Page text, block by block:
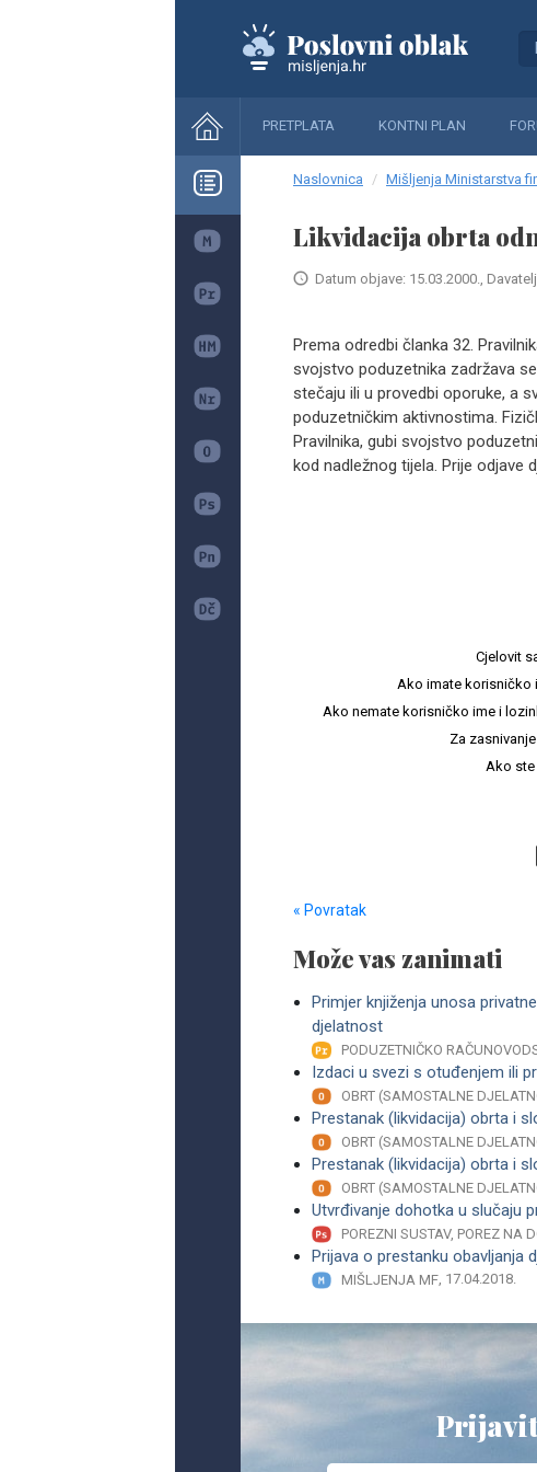
PRETPLATA KONTNI PLAN
Naslovnica Mišljenja Ministarstva
Likvidacija obrta
Datum objave: 15.03.2000.,
Prema odredbi članka 32.
svojstvo poduzetnika zadržava
stečaju ili u provedbi oporuke, a
poduzetničkim aktivnostima.
Pravilnika, gubi svojstvo
kod nadležnog tijela. Prije
Cjelovit
Ako imate korisničko
Ako nemate korisničko ime i
Za
Ako
« Povratak
Može vas zanimati
Primjer knjiženja unosa
djelatnost
PODUZETNIČKO
Izdaci u svezi s otuđenjem ili
OBRT (SAMOSTALNE
Prestanak (likvidacija) obrta i
OBRT (SAMOSTALNE
Prestanak (likvidacija) obrta i
OBRT (SAMOSTALNE
Utvrđivanje dohotka u slučaju
POREZNI SUSTAV, POREZ NA
Prijava o prestanku obavljanja
MIŠLJENJA MF, 17.04.2018.